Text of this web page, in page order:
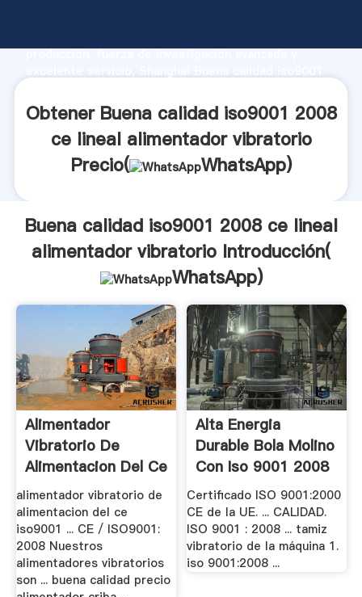
producción, fuerza de investigación avanzada y
el valor y aporta valores a todos los clientes.
Obtener Buena calidad iso9001 2008
ce lineal alimentador vibratorio
Precio(
WhatsApp)
Buena calidad iso9001 2008 ce lineal
alimentador vibratorio Introducción(
WhatsApp)
Alimentador
Vibratorio De
Alimentacion Del Ce
.
alimentador vibratorio de
alimentacion del ce
iso9001 ... CE / ISO9001:
2008 Nuestros
alimentadores vibratorios
son ... buena calidad precio
Alta Energia
Durable Bola Molino
Con Iso 9001 2008
Certificado ISO 9001:2000
CE de la UE. ... CALIDAD.
ISO 9001 : 2008 ... tamiz
vibratorio de la máquina 1.
iso 9001:2008 ...